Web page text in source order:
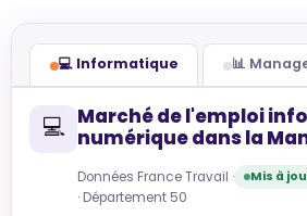
💻 Informatique 📊
💻 Marché de l'emploi
numérique dans la
Données France Travail · Mis à
· Département 50